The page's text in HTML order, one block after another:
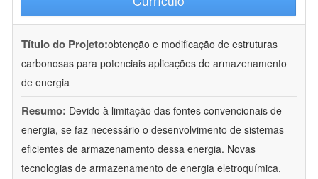
Título do Projeto:obtenção e modificação de estruturas
carbonosas para potenciais aplicações de armazenamento
de energia
Resumo: Devido à limitação das fontes convencionais de
energia, se faz necessário o desenvolvimento de sistemas
eficientes de armazenamento dessa energia. Novas
tecnologias de armazenamento de energia eletroquímica,